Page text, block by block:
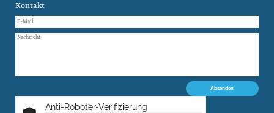
Kontakt
Anti-Roboter-Verifizierung